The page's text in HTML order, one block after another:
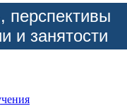
перспективы
и занятости